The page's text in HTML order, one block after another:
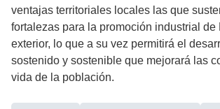
ventajas territoriales locales las que
fortalezas para la promoción industrial de
exterior, lo que a su vez permitirá el
sostenido y sostenible que mejorará las
vida de la población.